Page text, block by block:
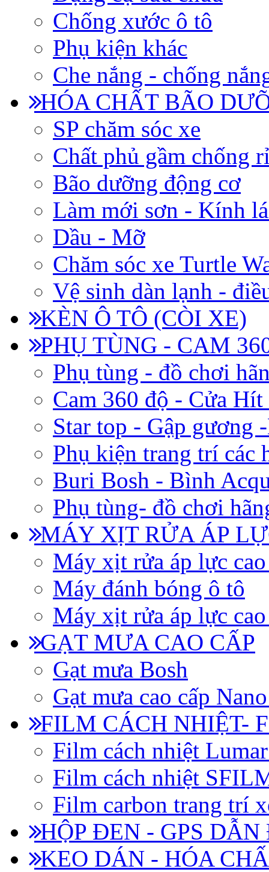
Chống xước ô tô
Phụ kiện khác
Che nắng - chống
HÓA CHẤT BÃO
SP chăm sóc xe
Chất phủ gầm chống
Bão dưỡng động cơ
Làm mới sơn - Kính
Dầu - Mỡ
Chăm sóc xe Turtle
Vệ sinh dàn lạnh -
KÈN Ô TÔ (CÒI XE)
PHỤ TÙNG - CAM
Phụ tùng - đồ chơi
Cam 360 độ - Cửa
Star top - Gập gương
Phụ kiện trang trí các
Buri Bosh - Bình
Phụ tùng- đồ chơi
MÁY XỊT RỬA ÁP
Máy xịt rửa áp lực
Máy đánh bóng ô tô
Máy xịt rửa áp lực
GẠT MƯA CAO CẤP
Gạt mưa Bosh
Gạt mưa cao cấp
FILM CÁCH NHIỆT-
Film cách nhiệt
Film cách nhiệt
Film carbon trang trí
HỘP ĐEN - GPS DẪN
KEO DÁN - HÓA